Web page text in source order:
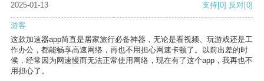
2025-01-13
支持[0] 反对[0]
游客
这款加速器app简直是居家旅行必备神器，无论是看视频、玩游戏还是工
作办公，都能畅享高速网络，再也不用担心网速卡顿了。以前出差的时
候，经常因为网速慢而无法正常使用网络，现在有了这个app，我再也不
用担心了。